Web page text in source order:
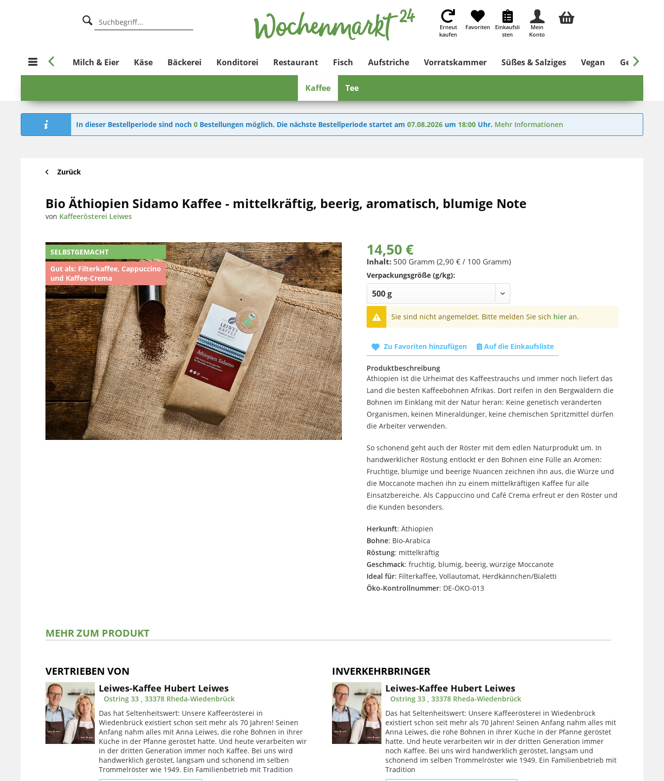
Erneut
kaufen
Favoriten
Einkaufsli
sten
Mein
Konto
Metzgerei Milch & Eier Käse Bäckerei Konditorei Restaurant Fisch Aufstriche Vorratskammer Süßes & Salziges Vegan Getränke
Kaffee Tee
 
In dieser Bestellperiode sind noch 0 Bestellungen möglich. Die nächste Bestellperiode startet am 07.08.2026 um 18:00 Uhr. Mehr Informationen
Zurück
Bio Äthiopien Sidamo Kaffee - mittelkräftig, beerig, aromatisch, blumige Note
von Kaffeerösterei Leiwes
SELBSTGEMACHT
Gut als: Filterkaffee, Cappuccino
und Kaffee-Crema
14,50 €
Inhalt: 500 Gramm (2,90 € / 100 Gramm)
Verpackungsgröße (g/kg):
Sie sind nicht angemeldet. Bitte melden Sie sich hier an.
Zu Favoriten hinzufügen Auf die Einkaufsliste
Produktbeschreibung
Äthiopien ist die Urheimat des Kaffeestrauchs und immer noch liefert das
Land die besten Kaffeebohnen Afrikas. Dort reifen in den Bergwäldern die
Bohnen im Einklang mit der Natur heran: Keine genetisch veränderten
Organismen, keinen Mineraldünger, keine chemischen Spritzmittel dürfen
die Arbeiter verwenden.
So schonend geht auch der Röster mit dem edlen Naturprodukt um. In
handwerklicher Röstung entlockt er den Bohnen eine Fülle an Aromen:
Fruchtige, blumige und beerige Nuancen zeichnen ihn aus, die Würze und
die Moccanote machen ihn zu einem mittelkräftigen Kaffee für alle
Einsatzbereiche. Als Cappuccino und Café Crema erfreut er den Röster und
die Kunden besonders.
Herkunft: Äthiopien
Bohne: Bio-Arabica
Röstung: mittelkräftig
Geschmack: fruchtig, blumig, beerig, würzige Moccanote
Ideal für: Filterkaffee, Vollautomat, Herdkännchen/Bialetti
Öko-Kontrollnummer: DE-ÖKO-013
MEHR ZUM PRODUKT
VERTRIEBEN VON
Leiwes-Kaffee Hubert Leiwes
Ostring 33 , 33378 Rheda-Wiedenbrück
Das hat Seltenheitswert: Unsere Kaffeerösterei in
Wiedenbrück existiert schon seit mehr als 70 Jahren! Seinen
Anfang nahm alles mit Anna Leiwes, die rohe Bohnen in ihrer
Küche in der Pfanne geröstet hatte. Und heute verarbeiten wir
in der dritten Generation immer noch Kaffee. Bei uns wird
handwerklich geröstet, langsam und schonend im selben
Trommelröster wie 1949. Ein Familienbetrieb mit Tradition
INVERKEHRBRINGER
Leiwes-Kaffee Hubert Leiwes
Ostring 33 , 33378 Rheda-Wiedenbrück
Das hat Seltenheitswert: Unsere Kaffeerösterei in Wiedenbrück
existiert schon seit mehr als 70 Jahren! Seinen Anfang nahm alles mit
Anna Leiwes, die rohe Bohnen in ihrer Küche in der Pfanne geröstet
hatte. Und heute verarbeiten wir in der dritten Generation immer
noch Kaffee. Bei uns wird handwerklich geröstet, langsam und
schonend im selben Trommelröster wie 1949. Ein Familienbetrieb mit
Tradition